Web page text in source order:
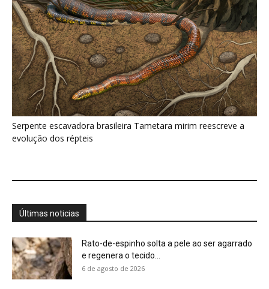
Últimas noticias
Rato-de-espinho solta a pele ao ser agarrado
e regenera o tecido...
6 de agosto de 2026
Mosca-da-bicheira: o que a ciência ensina
sobre seu retorno
6 de agosto de 2026
Nova espécie de rã é descoberta em florestas
5 de agosto de 2026